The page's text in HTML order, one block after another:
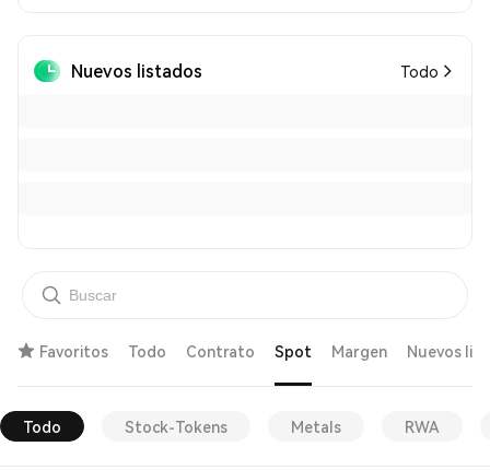
Nuevos listados Todo
Favoritos Todo Contrato Spot Margen Nuevos
Todo Stock-Tokens Metals RWA